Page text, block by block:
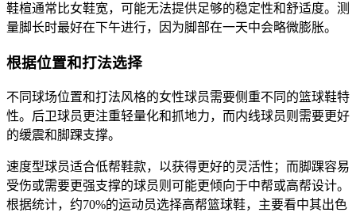
鞋楦通常比女鞋宽，可能无法提供足够的稳定性和舒适度。测
量脚长时最好在下午进行，因为脚部在一天中会略微膨胀。
根据位置和打法选择
不同球场位置和打法风格的女性球员需要侧重不同的篮球鞋特
性。后卫球员更注重轻量化和抓地力，而内线球员则需要更好
的缓震和脚踝支撑。
速度型球员适合低帮鞋款，以获得更好的灵活性；而脚踝容易
受伤或需要更强支撑的球员则可能更倾向于中帮或高帮设计。
根据统计，约70%的运动员选择高帮篮球鞋，主要看中其出色